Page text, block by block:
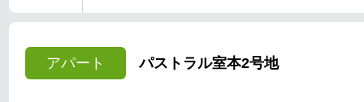
アパート パストラル室本2号地